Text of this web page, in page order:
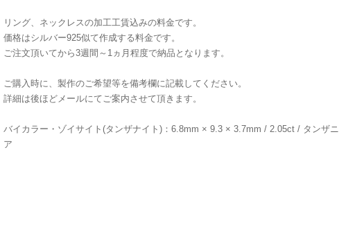
リング、ネックレスの加工工賃込みの料金です。
価格はシルバー925似て作成する料金です。
ご注文頂いてから3週間～1ヵ月程度で納品となります。
ご購入時に、製作のご希望等を備考欄に記載してください。
詳細は後ほどメールにてご案内させて頂きます。
バイカラー・ゾイサイト(タンザナイト)：6.8mm × 9.3 × 3.7mm / 2.05ct / タンザニ
ア